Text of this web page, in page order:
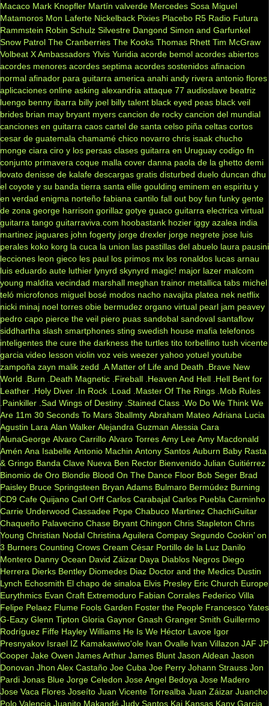
Macaco Mark Knopfler Martín valverde Mercedes Sosa Miguel
Matamoros Mon Laferte Nickelback Pixies Placebo R5 Radio Futura
Rammstein Robin Schulz Silvestre Dangond Simon and Garfunkel
Snow Patrol The Cranberries The Kooks Thomas Rhett Tim McGraw
Volbeat X Ambassadors Ylvis Yuridia acorde bemol acordes abiertos
acordes menores acordes septima acordes sostenidos afinacion
normal afinador para guitarra america anahi andy rivera antonio flores
aplicaciones online asking alexandria attaque 77 audioslave beatriz
luengo benny ibarra billy joel billy talent black eyed peas black veil
brides brian may bryant myers cancion de rocky cancion del mundial
canciones en guitarra caos cartel de santa celso piña celtas cortos
cesar de guatemala chamamé chico novarro chris isaak chucho
monge ciara ciro y los persas clases guitarra en Uruguay codigo fn
conjunto primavera coque malla cover danna paola de la ghetto demi
lovato denisse de kalafe descargas gratis disturbed duelo duncan dhu
el coyote y su banda tierra santa ellie goulding eminem en espiritu y
en verdad enigma norteño fabiana cantilo fall out boy fun funky gente
de zona george harrison gorillaz gotye guaco guitarra electrica virtual
guitarra tango guitarraviva.com hoobastank hozier iggy azalea india
martinez jaguares john fogerty jorge drexler jorge negrete jose luis
perales koko korg la cuca la union las pastillas del abuelo laura pausini
lecciones leon gieco les paul los primos mx los ronaldos lucas arnau
luis eduardo aute luthier lynyrd skynyrd magic! major lazer malcom
young maldita vecindad marshall meghan trainor metallica tabs michel
teló microfonos miguel bosé modos nacho navajita platea nek netflix
nicki minaj noel torres obie bermudez organo virtual pearl jam peavey
pedro capo pierce the veil piero puas sandobal sandoval santaflow
siddhartha slash smartphones sting swedish house mafia telefonos
inteligentes the cure the darkness the turtles tito torbellino tush vicente
garcia video lesson violin voz veis weezer yahoo yotuel youtube
zampoña zayn malik zedd .A Matter of Life and Death
.Brave New
World
.Burn .Death Magnetic .Fireball .Heaven And Hell .Hell Bent for
Leather .Holy Diver .In Rock .Load .Master Of The Rings .Mob Rules
.Painkiller .Sad Wings of Destiny .Stained Class .Wo Do We Think We
Are 11m 30 Seconds To Mars 3ballmty Abraham Mateo Adriana Lucia
Agustin Lara Alan Walker Alejandra Guzman Alessia Cara
AlunaGeorge Alvaro Carrillo Alvaro Torres Amy Lee Amy Macdonald
Amén Ana Isabelle Antonio Machin Antony Santos Auburn Baby Rasta
& Gringo Banda Clave Nueva Ben Rector Bienvenido Julian Guitiérrez
Binomio de Oro Blondie Blood On The Dance Floor Bob Seger Brad
Paisley Bruce Springsteen Bryan Adams Bulmaro Bermúdez Burning
CD9 Cafe Quijano Carl Orff Carlos Carabajal Carlos Puebla Carminho
Carrie Underwood Cassadee Pope Chabuco Martinez ChachiGuitar
Chaqueño Palavecino Chase Bryant Chingon Chris Stapleton Chris
Young Christian Nodal Christina Aguilera Compay Segundo Cookin’ on
3 Burners Counting Crows Cream César Portillo de la Luz Danilo
Montero Danny Ocean David Záizar Daya Diablos Negros Diego
Herrera Dierks Bentley Diomedes Diaz Doctor and the Medics Dustin
Lynch Echosmith El chapo de sinaloa Elvis Presley Eric Church Europe
Eurythmics Evan Craft Extremoduro Fabian Corrales Federico Villa
Felipe Pelaez Flume Fools Garden Foster the People Francesco Yates
G-Eazy Glenn Tipton Gloria Gaynor Gnash Granger Smith Guillermo
Rodríguez Fiffe Hayley Williams He Is We Héctor Lavoe Igor
Presnyakov Israel IZ Kamakawiwo'ole Ivan Ovalle Ivan Villazon JAF JP
Cooper Jake Owen James Arthur James Blunt Jason Aldean Jason
Donovan Jhon Alex Castaño Joe Cuba Joe Perry Johann Strauss Jon
Pardi Jonas Blue Jorge Celedon Jose Angel Bedoya Jose Madero
Jose Vaca Flores Joseíto Juan Vicente Torrealba Juan Záizar Juancho
Polo Valencia Juanito Makandé Judy Santos Kai Kansas Kany Garcia